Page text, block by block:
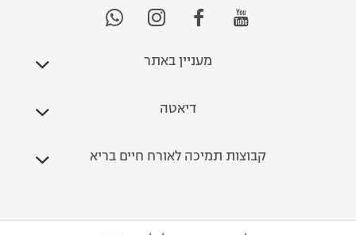
מעניין באתר
דיאטה
קבוצות תמיכה לאורח חיים בריא